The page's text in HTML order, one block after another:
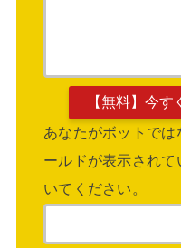
あなたがボットでは
ールドが表示され
いてください。